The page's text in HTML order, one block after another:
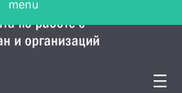
по работе с
и организаций